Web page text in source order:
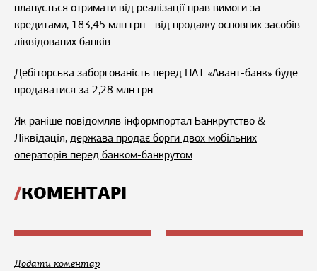
планується отримати від реалізації прав вимоги за
кредитами, 183,45 млн грн - від продажу основних засобів
ліквідованих банків.
Дебіторська заборгованість перед ПАТ «Авант-банк» буде
продаватися за 2,28 млн грн.
Як раніше повідомляв інформпортал Банкрутство &
Ліквідація, держава продає борги двох мобільних
операторів перед банком-банкрутом.
КОМЕНТАРІ
Додати коментар